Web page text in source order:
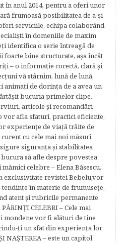
în anul 2014, pentru a oferi unor
frumoasă posibilitatea de a-şi
serviciile, echipa colaborând
în domeniile de maxim
identifica o serie întreagă de
bine structurate, aşa încât
– o informaţie corectă, clară şi
vă stârnim, lună de lună,
animaţi de dorinţa de a avea un
bucuria primelor clipe,
articole şi recomandări
vor afla sfaturi, practici eficiente,
experienţe de viaţă trăite de
cu cele mai noi măsuri
siguranţa şi stabilitatea
să afle despre povestea
celebre – Elena Băsescu,
exclusivitate revistei Bebelu,vor
în materie de frumuseţe,
atent şi rubricile permanente
CELEBRI – Cele mai
mondene vor fi alături de tine
ţi un sfat din experienţa lor
NAŞTEREA – este un capitol